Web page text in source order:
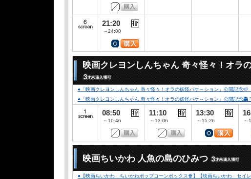
21:20
～24:00
映画クレヨンしんちゃん 奇々怪々！オラ
●「映画クレヨンしんちゃん 奇々怪々！オラの妖怪バケ～ション」公開記念🍉
●「映画クレヨンしんちゃん 奇々怪々！オラの妖怪バケ～ション」公開記念👻
08:50
～10:46
11:10
～13:06
13:30
～15:26 ～
映画ちいかわ 人魚の島のひみつ
●【映画ちいかわ ちいかわポップコーンボックス🍿】【映画ちいかわ セイ